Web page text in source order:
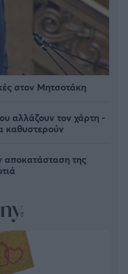
στον Μητσοτάκη
αλλάζουν τον χάρτη -
καθυστερούν
αποκατάσταση της